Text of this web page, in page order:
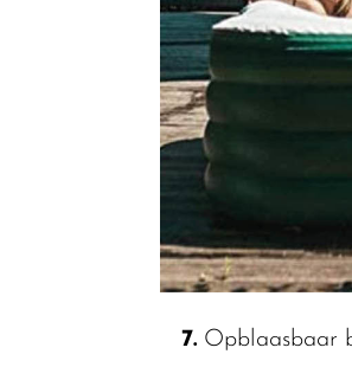
7. Opblaasbaar